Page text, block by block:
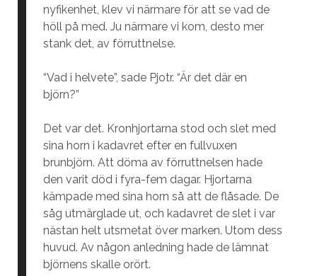
nyfikenhet, klev vi närmare för att se vad de
höll på med. Ju närmare vi kom, desto mer
stank det, av förruttnelse.
“Vad i helvete”, sade Pjotr. “Är det där en
björn?”
Det var det. Kronhjortarna stod och slet med
sina horn i kadavret efter en fullvuxen
brunbjörn. Att döma av förruttnelsen hade
den varit död i fyra-fem dagar. Hjortarna
kämpade med sina horn så att de flåsade. De
såg utmärglade ut, och kadavret de slet i var
nästan helt utsmetat över marken. Utom dess
huvud. Av någon anledning hade de lämnat
björnens skalle orört.